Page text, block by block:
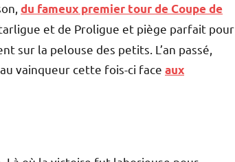
du fameux premier tour de Coupe de
et de Proligue et piège parfait pour
sur la pelouse des petits. L’an passé,
vainqueur cette fois-ci face aux